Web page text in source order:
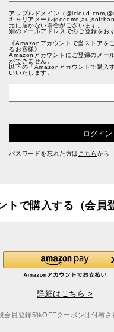
アップルドメイン（
キャリアメール
元に届かない場合がございます。
別のメールアドレスでのご登録をお
《Amazonアカウントで当ストアを
るお客様》
Amazonアカウントにご登録のメー
ができません。
以下の「Amazonアカウントで購入
いいたします。
ログイン
パスワードを忘れた方は こちらから
で購入する（会員
詳細はこちら >
会員登録5%OFFクーポンは付与さ